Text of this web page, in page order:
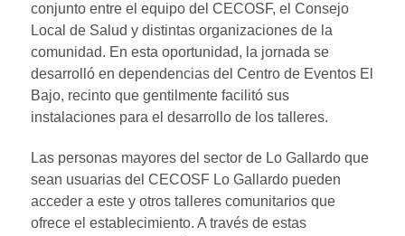
conjunto entre el equipo del CECOSF, el Consejo
Local de Salud y distintas organizaciones de la
comunidad. En esta oportunidad, la jornada se
desarrolló en dependencias del Centro de Eventos El
Bajo, recinto que gentilmente facilitó sus
instalaciones para el desarrollo de los talleres.
Las personas mayores del sector de Lo Gallardo que
sean usuarias del CECOSF Lo Gallardo pueden
acceder a este y otros talleres comunitarios que
ofrece el establecimiento. A través de estas